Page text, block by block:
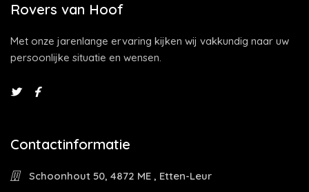
Rovers van Hoof
Met onze jarenlange ervaring kijken wij vakkundig naar uw
persoonlijke situatie en wensen.
Contactinformatie
Schoonhout 50, 4872 ME , Etten-Leur